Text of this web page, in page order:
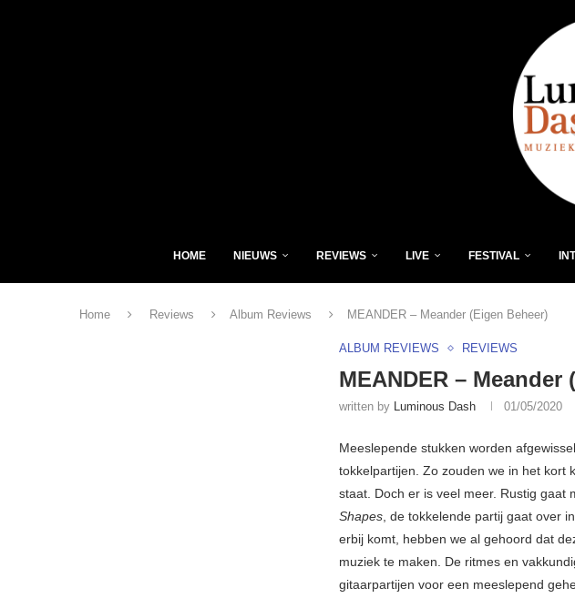
HOME NIEUWS REVIEWS LIVE FESTIVAL
Home Reviews Album Reviews MEANDER – Meander (Eigen Beheer)
ALBUM REVIEWS REVIEWS
MEANDER – Meander
written by Luminous Dash 01/05/2020
Meeslepende stukken worden
tokkelpartijen. Zo zouden we in het kort
staat. Doch er is veel meer. Rustig gaat
Shapes, de tokkelende partij gaat over
erbij komt, hebben we al gehoord dat
muziek te maken. De ritmes en
gitaarpartijen voor een meeslepend